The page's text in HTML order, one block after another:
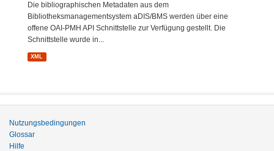
Die bibliographischen Metadaten aus dem
Bibliotheksmanagementsystem aDIS/BMS werden über eine
offene OAI-PMH API Schnittstelle zur Verfügung gestellt. Die
Schnittstelle wurde in...
XML
Nutzungsbedingungen
Glossar
Hilfe